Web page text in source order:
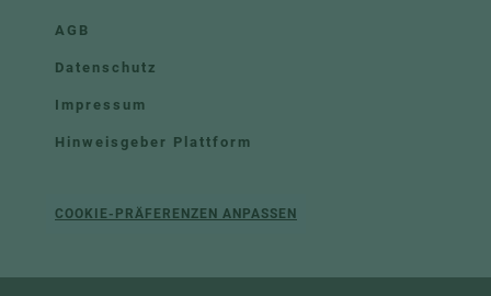
AGB
Datenschutz
Impressum
Hinweisgeber Plattform
COOKIE-PRÄFERENZEN ANPASSEN